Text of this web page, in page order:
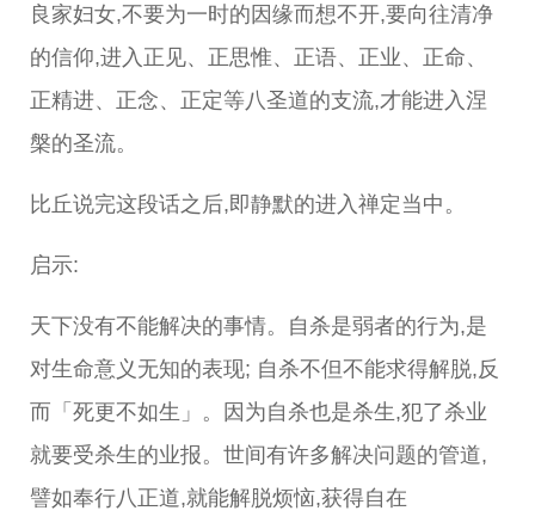
良家妇女,不要为一时的因缘而想不开,要向往清净
的信仰,进入正见、正思惟、正语、正业、正命、
正精进、正念、正定等八圣道的支流,才能进入涅
槃的圣流。
比丘说完这段话之后,即静默的进入禅定当中。
启示:
天下没有不能解决的事情。自杀是弱者的行为,是
对生命意义无知的表现; 自杀不但不能求得解脱,反
而「死更不如生」。因为自杀也是杀生,犯了杀业
就要受杀生的业报。世间有许多解决问题的管道,
譬如奉行八正道,就能解脱烦恼,获得自在